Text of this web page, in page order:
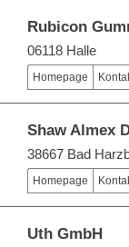
Rubicon
06118 Halle
Homepage
Shaw Almex
38667 Bad
Homepage
Uth GmbH